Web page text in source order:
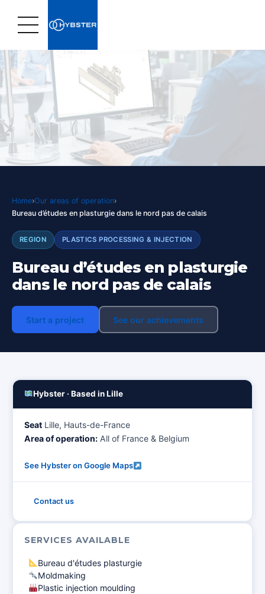
Home›Our areas of operation›
Bureau d’études en plasturgie dans le nord pas de calais
REGION PLASTICS PROCESSING & INJECTION
Bureau d’études en plasturgie
dans le nord pas de calais
Start a project See our achievements
Hybster · Based in Lille
SeatLille, Hauts-de-France
Area of operation:All of France & Belgium
See Hybster on Google Maps
Contact us
SERVICES AVAILABLE
Bureau d'études plasturgie
Moldmaking
Plastic injection moulding